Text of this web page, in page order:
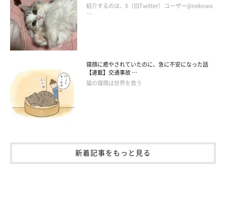
紹介するのは、X（旧Twitter） ユーザー@nekowo
…
寝顔に癒やされていたのに、急に不安になった話
【連載】交通事故 …
猫の寝顔は世界を救う
新着記事をもっと見る